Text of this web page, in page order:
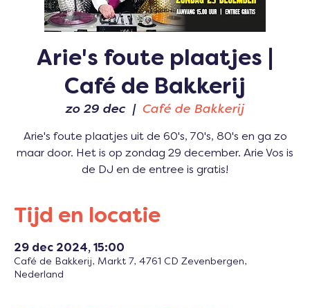
Arie's foute plaatjes |
Café de Bakkerij
zo 29 dec
  |
Café de Bakkerij
Arie's foute plaatjes uit de 60's, 70's, 80's en ga zo
maar door. Het is op zondag 29 december. Arie Vos is
de DJ en de entree is gratis!
Tijd en locatie
29 dec 2024, 15:00
Café de Bakkerij, Markt 7, 4761 CD Zevenbergen,
Nederland